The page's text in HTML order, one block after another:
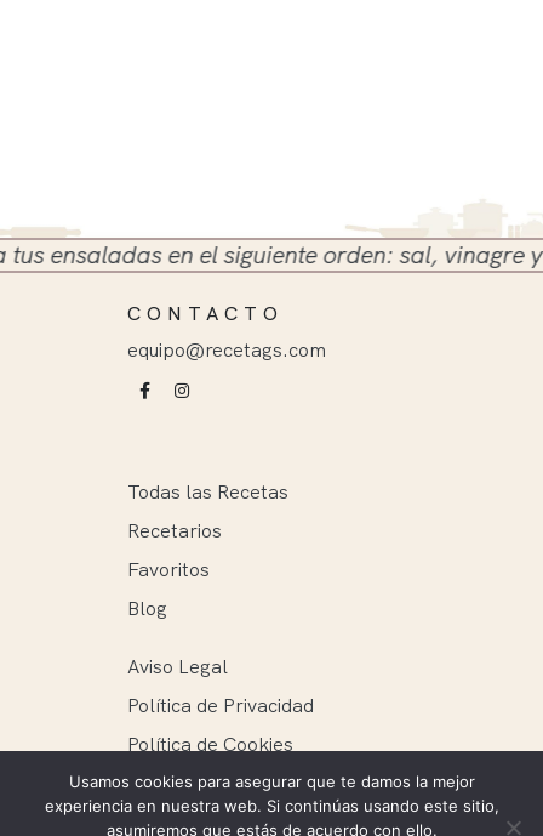
en el siguiente orden: sal, vinagre y
CONTACTO
equipo@recetags.com
Todas las Recetas
Recetarios
Favoritos
Blog
Aviso Legal
Política de Privacidad
Política de Cookies
Usamos cookies para asegurar que te damos la mejor
experiencia en nuestra web. Si continúas usando este sitio,
asumiremos que estás de acuerdo con ello.